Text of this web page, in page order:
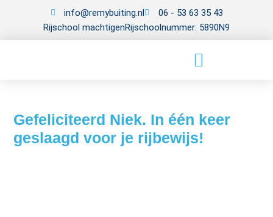
info@remybuiting.nl
06 - 53 63 35 43
Rijschool machtigenRijschoolnummer: 5890N9
Gefeliciteerd Niek. In één keer
geslaagd voor je rijbewijs!